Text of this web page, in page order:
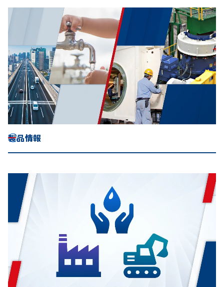
製品情報